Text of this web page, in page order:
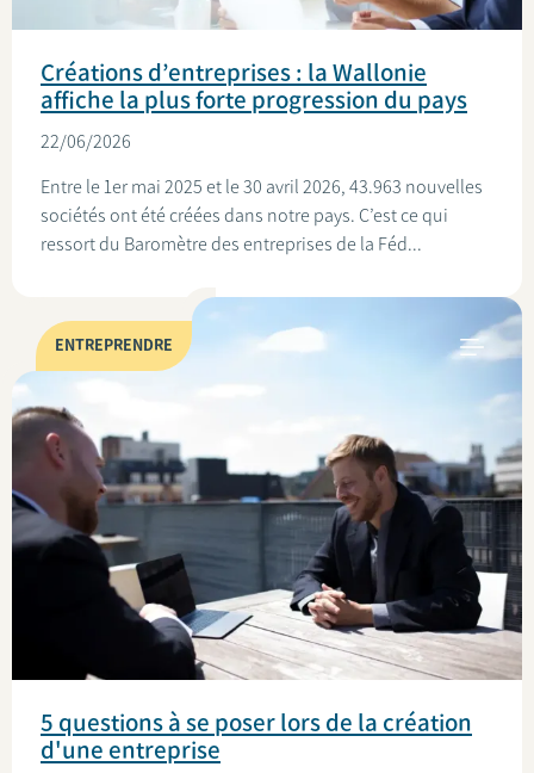
Créations d’entreprises : la Wallonie
affiche la plus forte progression du pays
22/06/2026
Entre le 1er mai 2025 et le 30 avril 2026, 43.963 nouvelles
sociétés ont été créées dans notre pays. C’est ce qui
ressort du Baromètre des entreprises de la Féd...
ENTREPRENDRE
5 questions à se poser lors de la création
d'une entreprise